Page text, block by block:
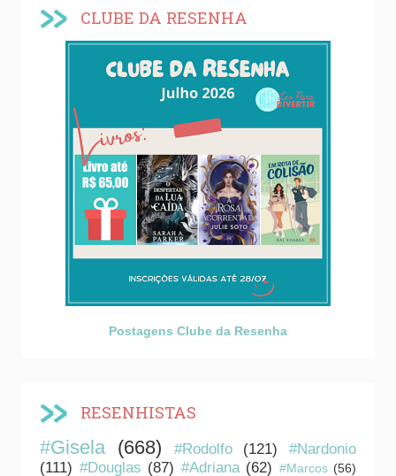
CLUBE DA RESENHA
Postagens Clube da Resenha
RESENHISTAS
#Gisela (668) #Rodolfo (121)
#Nardonio
(111) #Douglas (87) #Adriana (62) #Marcos (56)